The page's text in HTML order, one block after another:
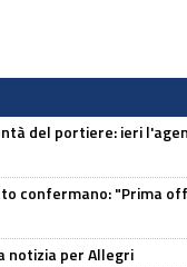
del portiere: ieri
confermano: "Prima
notizia per Allegri